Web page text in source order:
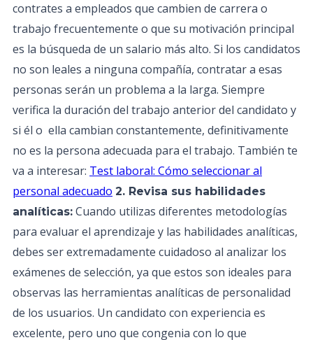
contrates a empleados que cambien de carrera o
trabajo frecuentemente o que su motivación principal
es la búsqueda de un salario más alto. Si los candidatos
no son leales a ninguna compañía, contratar a esas
personas serán un problema a la larga. Siempre
verifica la duración del trabajo anterior del candidato y
si él o ella cambian constantemente, definitivamente
no es la persona adecuada para el trabajo. También te
va a interesar: Test laboral: Cómo seleccionar al
personal adecuado 2. Revisa sus habilidades
analíticas: Cuando utilizas diferentes metodologías
para evaluar el aprendizaje y las habilidades analíticas,
debes ser extremadamente cuidadoso al analizar los
exámenes de selección, ya que estos son ideales para
observas las herramientas analíticas de personalidad
de los usuarios. Un candidato con experiencia es
excelente, pero uno que congenia con lo que